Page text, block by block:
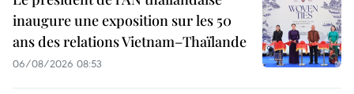
inaugure une exposition sur les 50
ans des relations Vietnam–Thaïlande
06/08/2026 08:53